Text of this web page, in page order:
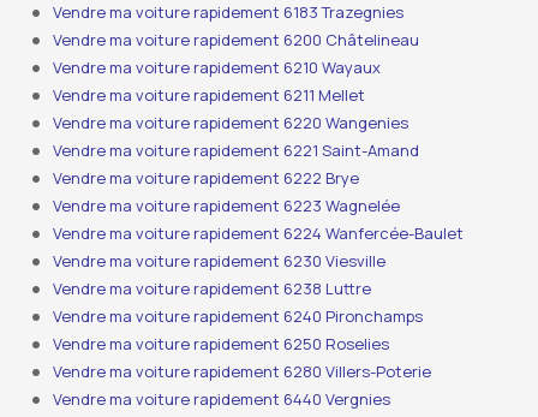
Vendre ma voiture rapidement 6183 Trazegnies
Vendre ma voiture rapidement 6200 Châtelineau
Vendre ma voiture rapidement 6210 Wayaux
Vendre ma voiture rapidement 6211 Mellet
Vendre ma voiture rapidement 6220 Wangenies
Vendre ma voiture rapidement 6221 Saint-Amand
Vendre ma voiture rapidement 6222 Brye
Vendre ma voiture rapidement 6223 Wagnelée
Vendre ma voiture rapidement 6224 Wanfercée-Baulet
Vendre ma voiture rapidement 6230 Viesville
Vendre ma voiture rapidement 6238 Luttre
Vendre ma voiture rapidement 6240 Pironchamps
Vendre ma voiture rapidement 6250 Roselies
Vendre ma voiture rapidement 6280 Villers-Poterie
Vendre ma voiture rapidement 6440 Vergnies